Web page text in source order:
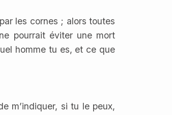
les cornes ; alors toutes
pourrait éviter une mort
homme tu es, et ce que
m’indiquer, si tu le peux,